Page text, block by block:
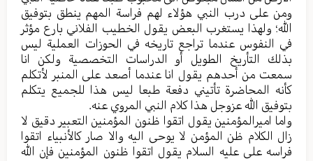
ومن علی درب النبي هؤلاء لهم فراسة المهم ینطق بتوفیق
الله؛ ولهذا یستغرب البعض یقول الخطیب الفلاني بارع مؤثر
في النفوس عندما تراجع تاریخه في الحوزات العملیة لیس
بذلك التأریخ الطویل أو الدراسات التخصصیة ولکن انا
سمعت من أحدهم یقول انا عندما أصعد علی المنبر لأتکلم
کأنه المحاضرة تأتيني دفعة طبعا لیس هذا للجمیع یتکلم
بتوفیق الله عزوجل هذا کلام النبي المروي عنه.
واما امیرالمؤمنین یقول اتقوا ظنون المؤمنین التعبیر دقیق لا
زال الکلام ظن المؤمن لا یوحی الیه والا صار کالأنبیاء اتقوا
فراسه علی علیه السلام یقول اتقوا ظنون المؤمنین فإن الله